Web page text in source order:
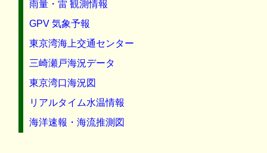
雨量・雷 観測情報
GPV 気象予報
東京湾海上交通センター
三崎瀬戸海況データ
東京湾口海況図
リアルタイム水温情報
海洋速報・海流推測図